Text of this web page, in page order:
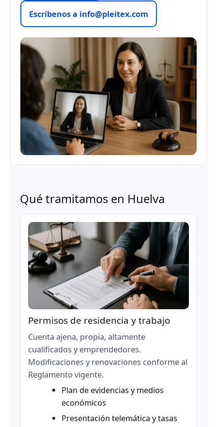
Escríbenos a info@pleitex.com
Qué tramitamos en Huelva
Permisos de residencia y trabajo
Cuenta ajena, propia, altamente
cualificados y emprendedores.
Modificaciones y renovaciones conforme al
Reglamento vigente.
Plan de evidencias y medios
económicos
Presentación telemática y tasas